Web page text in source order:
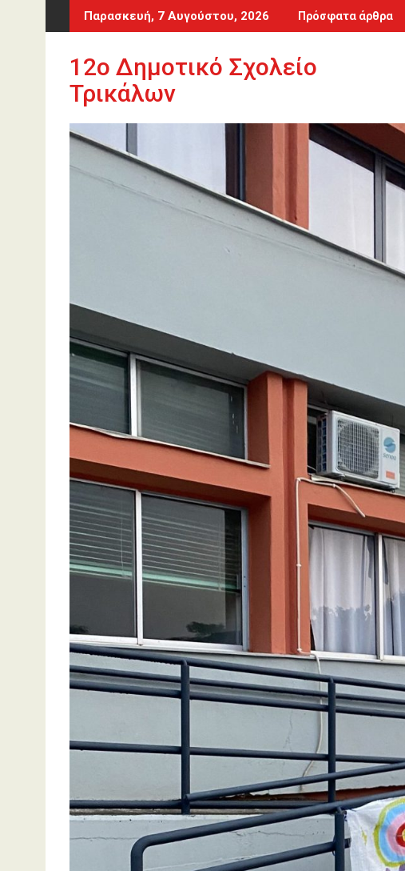
Περάστε
στο
Παρασκευή, 7 Αυγούστου, 2026 Πρόσφατα άρθρα
12o Δημοτικό Σχολείο
Τρικάλων